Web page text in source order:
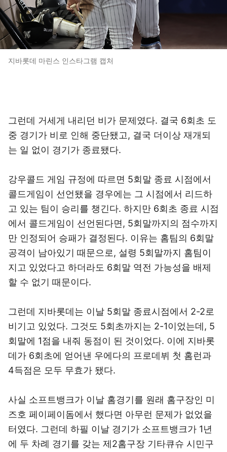
지바롯데 마린스 인스타그램 캡처
그런데 거세게 내리던 비가 문제였다. 결국 6회초 도
중 경기가 비로 인해 중단됐고, 결국 더이상 재개되
는 일 없이 경기가 종료됐다.
강우콜드 게임 규정에 따르면 5회말 종료 시점에서
콜드게임이 선언됐을 경우에는 그 시점에서 리드하
고 있는 팀이 승리를 챙긴다. 하지만 6회초 종료 시점
에서 콜드게임이 선언된다면, 5회말까지의 점수까지
만 인정되어 승패가 결정된다. 이유는 홈팀의 6회말
공격이 남아있기 때문으로, 설령 5회말까지 홈팀이
지고 있었다고 하더라도 6회말 역전 가능성을 배제
할 수 없기 때문이다.
그런데 지바롯데는 이날 5회말 종료시점에서 2-2로
비기고 있었다. 그것도 5회초까지는 2-1이었는데, 5
회말에 1점을 내줘 동점이 된 것이었다. 이에 지바롯
데가 6회초에 얻어낸 우에다의 프로데뷔 첫 홈런과
4득점은 모두 무효가 됐다.
사실 소프트뱅크가 이날 홈경기를 원래 홈구장인 미
즈호 페이페이돔에서 했다면 아무런 문제가 없었을
터였다. 그런데 하필 이날 경기가 소프트뱅크가 1년
에 두 차례 경기를 갖는 제2홈구장 기타큐슈 시민구